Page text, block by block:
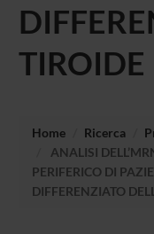
TIROIDE
Home Ricerca
ANALISI
PERIFERICO DI
DIFFERENZIATO